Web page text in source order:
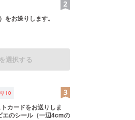
をお送りします。
選択する
10
カードをお送りしま
エのシール（一辺4cmの